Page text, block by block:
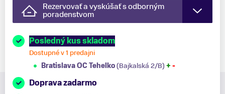
Rezervovať a vyskúšať s odborným
poradenstvom
Posledný kus skladom
Dostupné v 1 predajni
Bratislava OC Tehelko(Bajkalská 2/B) + -
Doprava zadarmo